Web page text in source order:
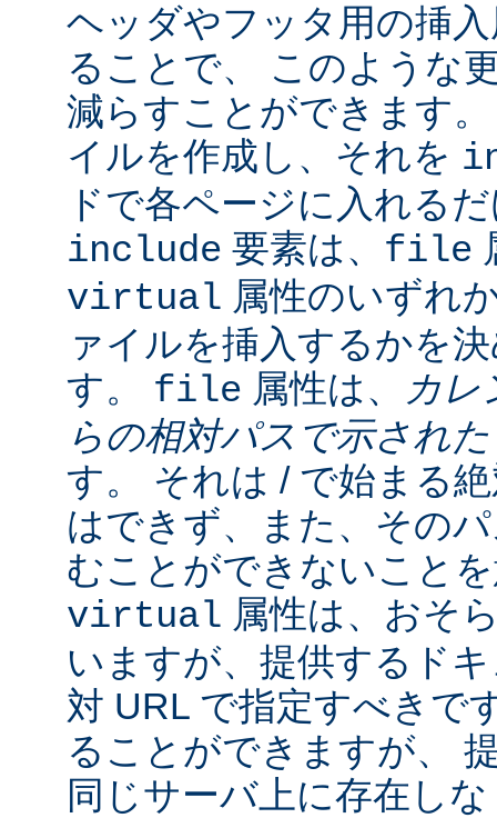
ヘッダやフッタ用の挿
ることで、 このような
減らすことができます
イルを作成し、それを
ドで各ページに入れる
include 要素は、 file
virtual 属性のいずれ
ァイルを挿入するかを
す。 file 属性は、
カ
らの相対パスで示され
す。 それは / で始まる
はできず、また、その
むことができないこと
virtual 属性は、おそ
いますが、提供するド
対 URL で指定すべきで
ることができますが、
同じサーバ上に存在し